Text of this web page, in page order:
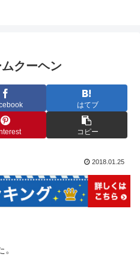
クーヘン
はてブ
コピー
2018.01.25